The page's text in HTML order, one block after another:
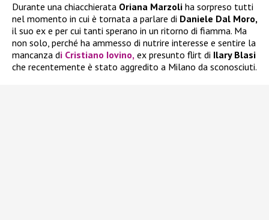
Durante una chiacchierata Oriana Marzoli ha sorpreso tutti
nel momento in cui è tornata a parlare di Daniele Dal Moro,
il suo ex e per cui tanti sperano in un ritorno di fiamma. Ma
non solo, perché ha ammesso di nutrire interesse e sentire la
mancanza di Cristiano Iovino, ex presunto flirt di Ilary Blasi
che recentemente è stato aggredito a Milano da sconosciuti.